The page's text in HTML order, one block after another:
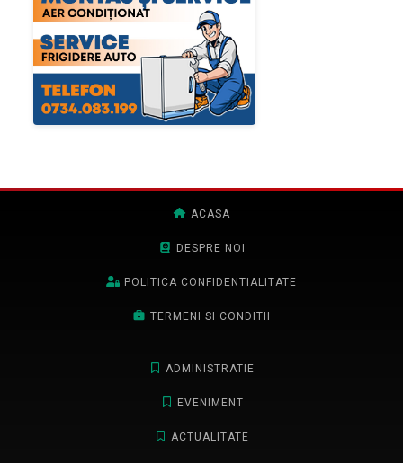
ACASA
DESPRE NOI
POLITICA CONFIDENTIALITATE
TERMENI SI CONDITII
ADMINISTRATIE
EVENIMENT
ACTUALITATE